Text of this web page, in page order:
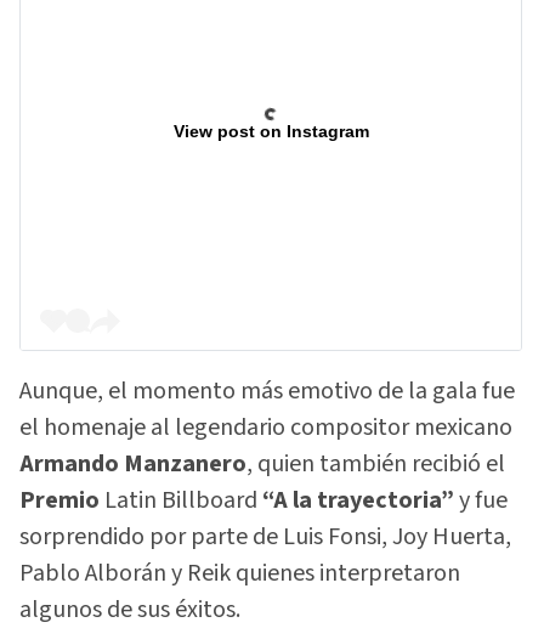
View post on Instagram
Aunque, el momento más emotivo de la gala fue
el homenaje al legendario compositor mexicano
Armando Manzanero, quien también recibió el
Premio Latin Billboard “A la trayectoria”y fue
sorprendido por parte de Luis Fonsi, Joy Huerta,
Pablo Alborán y Reik quienes interpretaron
algunos de sus éxitos.